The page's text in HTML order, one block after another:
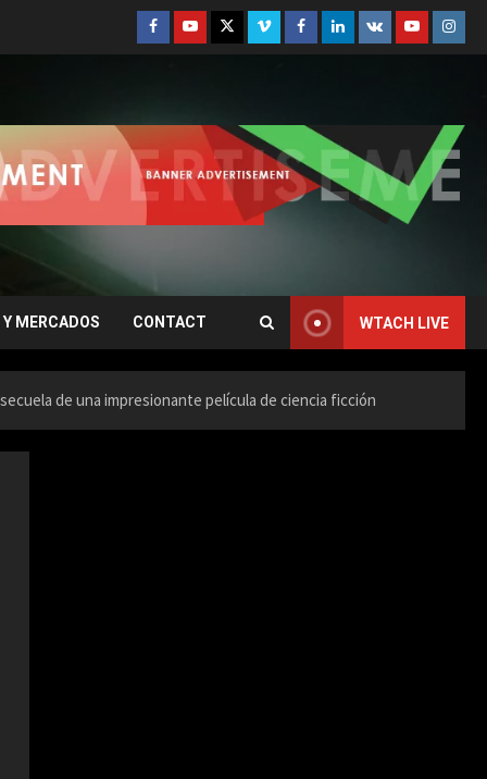
Facebook
YoutubeTwitterVimeoFacebook
Linkedin
VK Youtube
MERCADOS CONTACT WTACH LIVE
de una impresionante película de ciencia ficción